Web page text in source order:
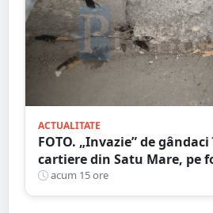
ACTUALITATE
FOTO. „Invazie” de
cartiere din Satu Mare, pe
acum 15 ore